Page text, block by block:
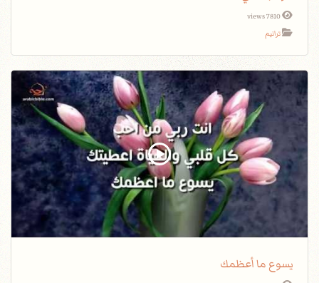
7810 views
ترانيم
يسوع ما أعظمك